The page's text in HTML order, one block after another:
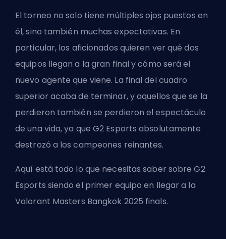
El torneo no solo tiene múltiples ojos puestos en
él, sino también muchas expectativas. En
particular, los aficionados quieren ver qué dos
equipos llegan a la gran final y cómo será el
nuevo agente que viene. La final del cuadro
superior acaba de terminar, y aquellos que se la
perdieron también se perdieron el espectáculo
de una vida, ya que G2 Esports absolutamente
destrozó a los campeones reinantes.
Aquí está todo lo que necesitas saber sobre G2
Esports siendo el primer equipo en llegar a la
Valorant Masters Bangkok 2025 finals.